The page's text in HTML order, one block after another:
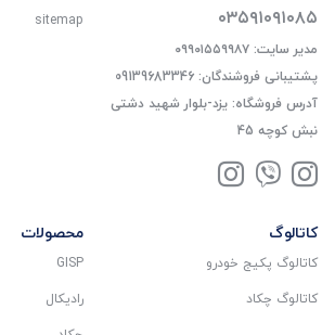
۰۳۵۹۱۰۹۱۰۸۵
مدیر سایت: ۰۹۹۰۱۵۵۹۹۸۷
پشتیبانی فروشندگان: 09139683346
آدرس فروشگاه: یزد-بلوار شهید دشتی
نبش کوچه 45
sitemap
کاتالوگ
کاتالوگ پکیج خودرو
کاتالوگ چکاد
محصولات
GISP
رادیکال